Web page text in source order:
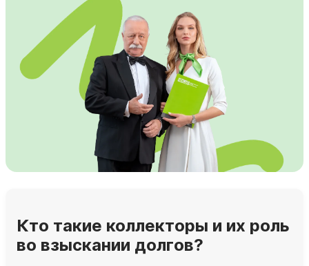
Кто такие коллекторы и их роль
во взыскании долгов?